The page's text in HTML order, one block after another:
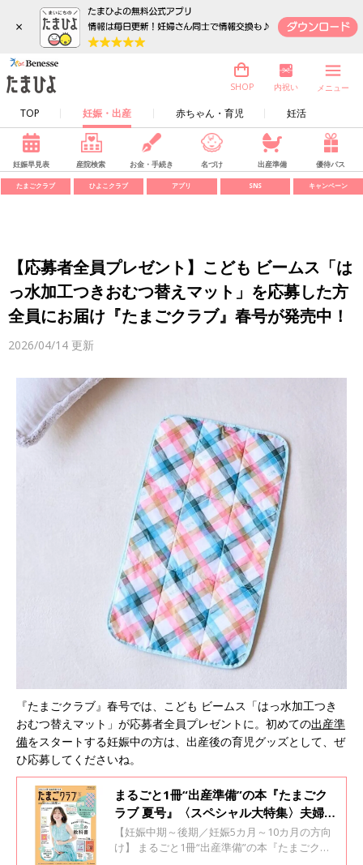
×
TOP 妊娠・出産 赤ちゃん・育児 妊活
SHOP 内祝い メニュー
妊娠早見表 産院検索 お金・手続き 名づけ 出産準備 優待パス
たまごクラブ ひよこクラブ アプリ SNS キャンペーン
【応募者全員プレゼント】こども ビームス「は
っ水加工つきおむつ替えマット」を応募した方
全員にお届け『たまごクラブ』春号が発売中！
2026/04/14 更新
『たまごクラブ』春号では、こども ビームス「はっ水加工つき
おむつ替えマット」が応募者全員プレゼントに。初めての出産準
備をスタートする妊娠中の方は、出産後の育児グッズとして、ぜ
ひ応募してくださいね。
まるごと1冊“出産準備”の本『たまごク
ラブ 夏号』〈スペシャル大特集〉夫婦で
予習する 出産の教科書
【妊娠中期～後期／妊娠5カ月～10カ月の方向
け】 まるごと1冊“出産準備”の本『たまごクラ